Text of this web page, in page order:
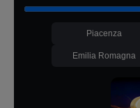
Piacenza
Emilia Romagna